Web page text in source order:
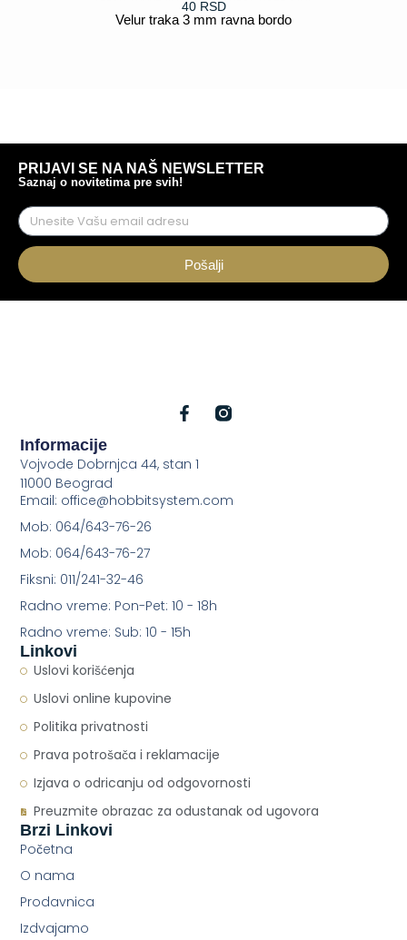
40 RSD
Velur traka 3 mm ravna bordo
PRIJAVI SE NA NAŠ NEWSLETTER
Saznaj o novitetima pre svih!
Pošalji
Linkovi
Uslovi korišćenja
Uslovi online kupovine
Politika privatnosti
Prava potrošača i reklamacije
Izjava o odricanju od odgovornosti
Preuzmite obrazac za odustanak od ugovora
Brzi Linkovi
Početna
O nama
Prodavnica
Izdvajamo
Informacije
Vojvode Dobrnjca 44, stan 1
11000 Beograd
Email: office@hobbitsystem.com
Mob: 064/643-76-26
Mob: 064/643-76-27
Fiksni: 011/241-32-46
Radno vreme: Pon-Pet: 10 - 18h
Radno vreme: Sub: 10 - 15h